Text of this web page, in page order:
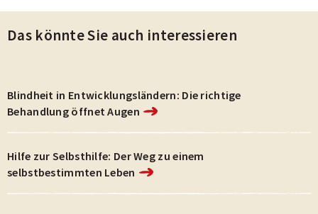
Das könnte Sie auch interessieren
Blindheit in Entwicklungsländern: Die richtige
Behandlung öffnet Augen
Hilfe zur Selbsthilfe: Der Weg zu einem
selbstbestimmten Leben